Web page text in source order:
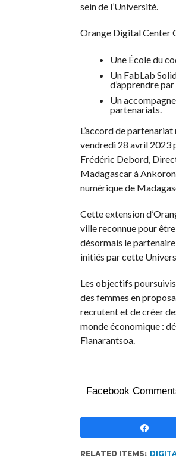
sein de l’Université.
Orange Digital Center
Une École du
Un FabLab
d’apprendre par
Un
partenariats.
L’accord de
vendredi 28 avril 2023
Frédéric Debord,
Madagascar à
numérique de
Cette extension
ville reconnue pour
désormais le
initiés par cette
Les objectifs
des femmes en
recrutent et de créer
monde économique :
Fianarantsoa.
Facebook
RELATED ITEMS: